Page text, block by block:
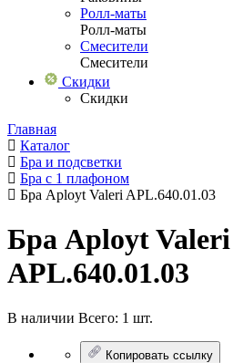
Ролл-маты
Ролл-маты
Смесители
Смесители
Скидки
Скидки
Главная
Каталог
Бра и подсветки
Бра с 1 плафоном
Бра Aployt Valeri APL.640.01.03
Бра Aployt Valeri
APL.640.01.03
В наличии Всего: 1 шт.
Копировать ссылку